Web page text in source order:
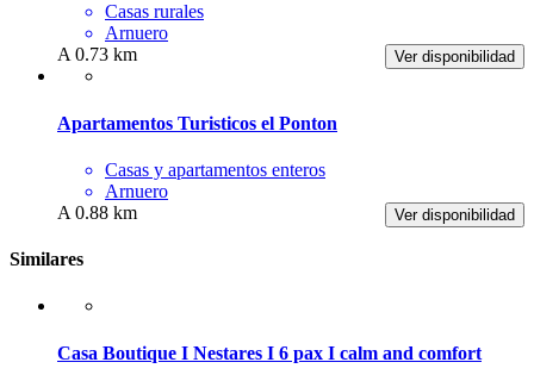
Casas rurales
Arnuero
Ver disponibilidad
A 0.73 km
Apartamentos Turisticos el Ponton
Casas y apartamentos enteros
Arnuero
Ver disponibilidad
A 0.88 km
Similares
Casa Boutique I Nestares I 6 pax I calm and comfort